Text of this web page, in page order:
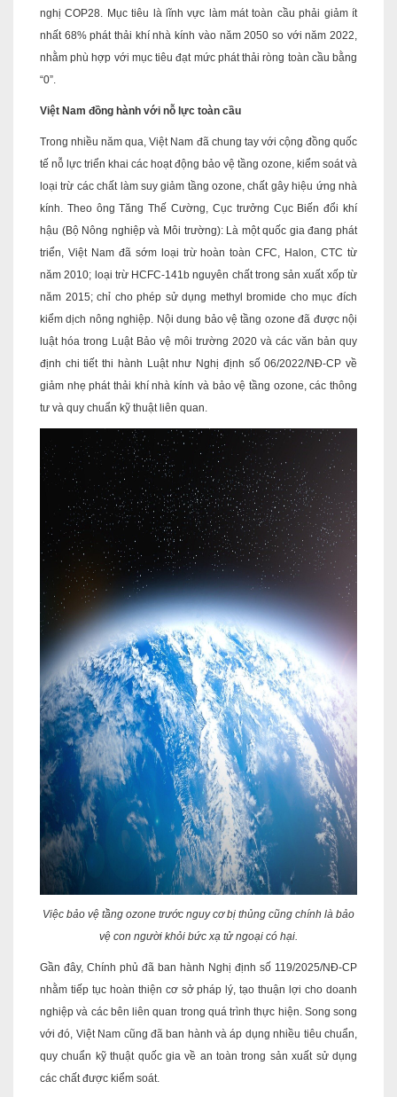
nghị COP28. Mục tiêu là lĩnh vực làm mát toàn cầu phải giảm ít
nhất 68% phát thải khí nhà kính vào năm 2050 so với năm 2022,
nhằm phù hợp với mục tiêu đạt mức phát thải ròng toàn cầu bằng
“0”.
Việt Nam đồng hành với nỗ lực toàn cầu
Trong nhiều năm qua, Việt Nam đã chung tay với cộng đồng quốc
tế nỗ lực triển khai các hoạt động bảo vệ tầng ozone, kiểm soát và
loại trừ các chất làm suy giảm tầng ozone, chất gây hiệu ứng nhà
kính. Theo ông Tăng Thế Cường, Cục trưởng Cục Biến đổi khí
hậu (Bộ Nông nghiệp và Môi trường): Là một quốc gia đang phát
triển, Việt Nam đã sớm loại trừ hoàn toàn CFC, Halon, CTC từ
năm 2010; loại trừ HCFC-141b nguyên chất trong sản xuất xốp từ
năm 2015; chỉ cho phép sử dụng methyl bromide cho mục đích
kiểm dịch nông nghiệp. Nội dung bảo vệ tầng ozone đã được nội
luật hóa trong Luật Bảo vệ môi trường 2020 và các văn bản quy
định chi tiết thi hành Luật như Nghị định số 06/2022/NĐ-CP về
giảm nhẹ phát thải khí nhà kính và bảo vệ tầng ozone, các thông
tư và quy chuẩn kỹ thuật liên quan.
Việc bảo vệ tầng ozone trước nguy cơ bị thủng cũng chính là bảo
vệ con người khỏi bức xạ tử ngoại có hại.
Gần đây, Chính phủ đã ban hành Nghị định số 119/2025/NĐ-CP
nhằm tiếp tục hoàn thiện cơ sở pháp lý, tạo thuận lợi cho doanh
nghiệp và các bên liên quan trong quá trình thực hiện. Song song
với đó, Việt Nam cũng đã ban hành và áp dụng nhiều tiêu chuẩn,
quy chuẩn kỹ thuật quốc gia về an toàn trong sản xuất sử dụng
các chất được kiểm soát.